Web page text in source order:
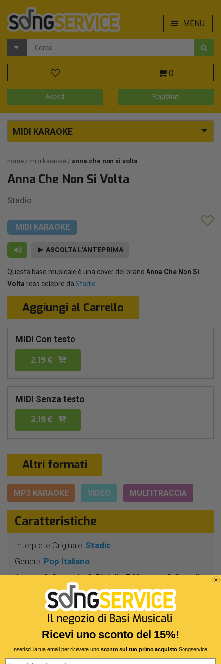
MENU
0
Accedi Registrati
MIDI KARAOKE
home midi karaoke anna che non si volta
Anna Che Non Si Volta
Stadio
MIDI KARAOKE
ASCOLTA L'ANTEPRIMA
Questa base musicale è una cover del brano Anna Che Non Si
Volta reso celebre da Stadio
Aggiungi al Carrello
MIDI Con testo
2,19 €
MIDI Senza testo
2,19 €
Altri formati
MP3 KARAOKE VIDEO MULTITRACCIA
Caratteristiche
Interprete Originale: Stadio
Genere: Pop Italiano
Autore:G.Curreri - C.Rizioli - F.Manco - S.Grandi
3 Min 38 Sec
Segnatura:4/4
Tonalità: DO
Harmonizer:No
Ricevi uno sconto del 15%!
Inserisci la tua email per ricevere uno sconto sul tuo primo acquistoSongservice.